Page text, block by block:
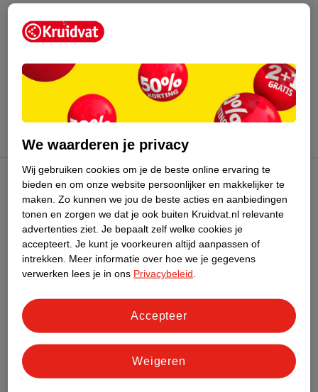
Kruidvat folder
augustus 2026.
Kruidvat Club
Klantenservice
Over Kruidvat
We waarderen je privacy
Wij gebruiken cookies om je de beste online ervaring te
bieden en om onze website persoonlijker en makkelijker te
maken. Zo kunnen we jou de beste acties en aanbiedingen
tonen en zorgen we dat je ook buiten Kruidvat.nl relevante
advertenties ziet. Je bepaalt zelf welke cookies je
accepteert. Je kunt je voorkeuren altijd aanpassen of
intrekken.
Meer informatie over hoe we je gegevens
verwerken lees je in ons Privacybeleid
Weigeren
Accepteer